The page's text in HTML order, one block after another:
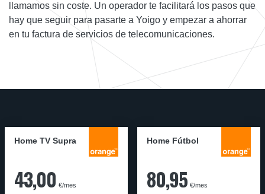
llamamos sin coste. Un operador te facilitará los pasos que
hay que seguir para pasarte a Yoigo y empezar a ahorrar
en tu factura de servicios de telecomunicaciones.
Home TV Supra
43,00 €/mes
Home Fútbol
80,95 €/mes